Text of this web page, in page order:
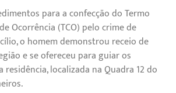
para a confecção do Termo
Ocorrência (TCO) pelo crime de
o homem demonstrou receio de
e se ofereceu para guiar os
residência, localizada na Quadra 12 do